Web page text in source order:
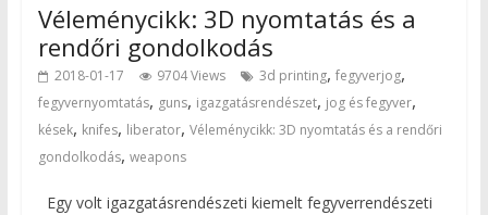
Véleménycikk: 3D nyomtatás és a
rendőri gondolkodás
2018-01-17 9704 Views 3d printing, fegyverjog,
fegyvernyomtatás, guns, igazgatásrendészet, jog és fegyver,
kések, knifes, liberator, Véleménycikk: 3D nyomtatás és a rendőri
gondolkodás, weapons
Egy volt igazgatásrendészeti kiemelt fegyverrendészeti